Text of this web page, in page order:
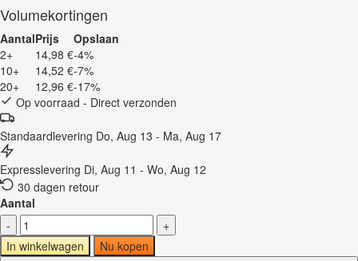
Volumekortingen
AantalPrijs
Opslaan
2+
14,98 €-4%
10+
14,52 €-7%
20+
12,96 €-17%
Op voorraad - Direct verzonden
Standaardlevering Do, Aug 13 - Ma, Aug 17
Expresslevering Di, Aug 11 - Wo, Aug 12
30 dagen retour
Aantal
-
+
In winkelwagen
Nu kopen